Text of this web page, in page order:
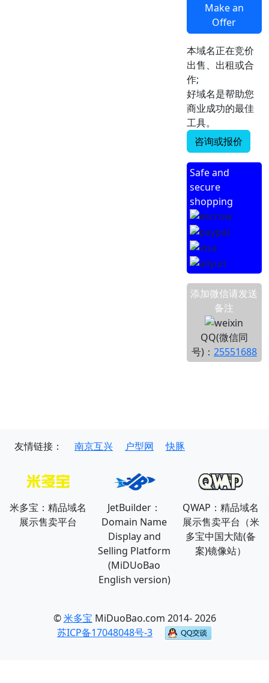
Make an
Offer
本域名正在竞价
出售、出租或合
作;
好域名是帮助您
商业成功的最佳
工具。
咨询或报价
Safe and
secure
shopping
添加微信请发送
备注
QQ(微信同
号)： 25551688
友情链接： 南京互兴 户型网 快豚
米多宝：精品域名
展示售卖平台
JetBuilder：
Domain Name
Display and
Selling Platform
(MiDUoBao
English version)
QWAP：精品域名
展示售卖平台（米
多宝中国大陆(备
案)镜像站）
©米多宝 MiDuoBao.com 2014- 2026
苏ICP备17048048号-3